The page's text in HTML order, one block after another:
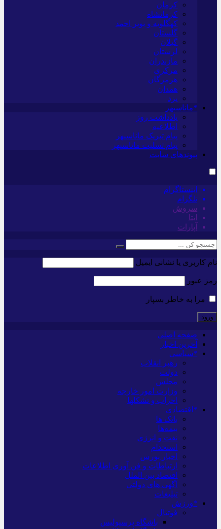
کرمان
کرمانشاه
کهگلویه و بویر احمد
گلستان
گیلان
لرستان
مازندران
مرکزی
هرمزگان
همدان
یزد
*ماناسپهر
یادداشت روز
اطلاعیه
پیام تبریک ماناسپهر
پیام تسلیت ماناسپهر
پیوندهای سایت
اینستاگرام
تلگرام
سروش
ایتا
آپارات
نام کاربری یا نشانی ایمیل
رمز عبور
مرا به خاطر بسپار
صفحه اصلی
آخرین اخبار
*سیاسی
رهبر انقلاب
دولت
مجلس
وزارت امور خارجه
احزاب و تشکلها
*اقتصادی
بانک ها
بیمه‌ها
نفت و انرژی
استخدام
اخبار بورس
ارتباطات و فن آوری اطلاعات
اقتصاد بین الملل
آگهی های دولتی
تبلیغات
*ورزش
فوتبال
باشگاه پرسپولیس